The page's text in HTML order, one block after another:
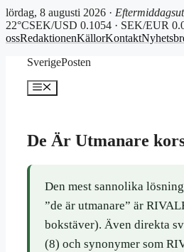
lördag, 8 augusti 2026 ·
22°CSEK/USD 0.1054 · SEK/EUR
ossRedaktionenKällorKontakt
SverigePosten
Meny
De Är Utmanare
Den mest sannolika
”de är utmanare” är
bokstäver). Även direkta
(8) och synonymer som